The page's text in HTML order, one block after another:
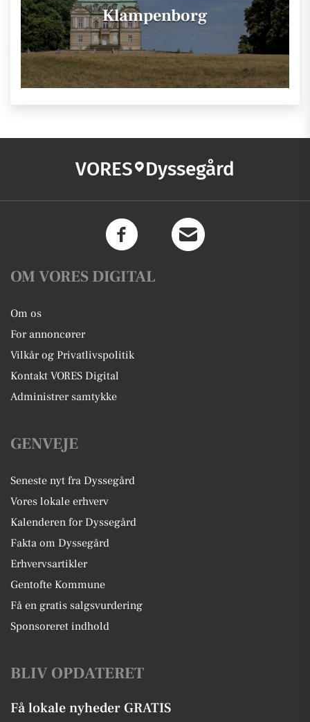
Klampenborg
VORES Dyssegård
OM VORES DIGITAL
Om os
For annoncører
Vilkår og Privatlivspolitik
Kontakt VORES Digital
Administrer samtykke
GENVEJE
Seneste nyt fra Dyssegård
Vores lokale erhverv
Kalenderen for Dyssegård
Fakta om Dyssegård
Erhvervsartikler
Gentofte Kommune
Få en gratis salgsvurdering
Sponsoreret indhold
BLIV OPDATERET
Få lokale nyheder GRATIS